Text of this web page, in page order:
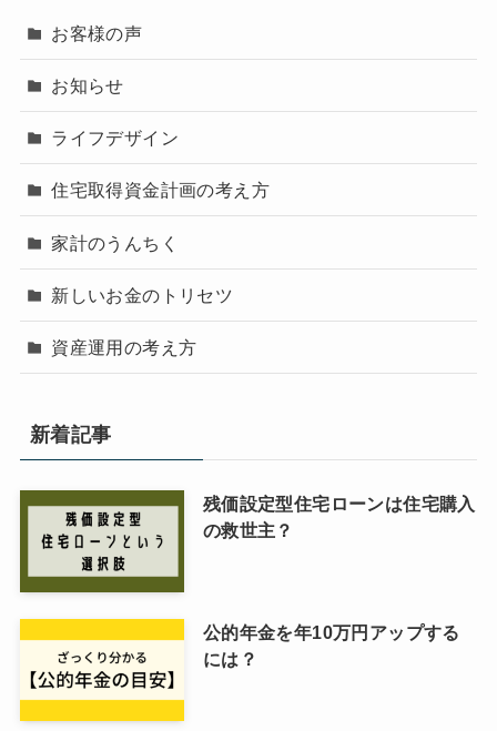
お客様の声
お知らせ
ライフデザイン
住宅取得資金計画の考え方
家計のうんちく
新しいお金のトリセツ
資産運用の考え方
新着記事
残価設定型住宅ローンは住宅購入
の救世主？
公的年金を年10万円アップする
には？